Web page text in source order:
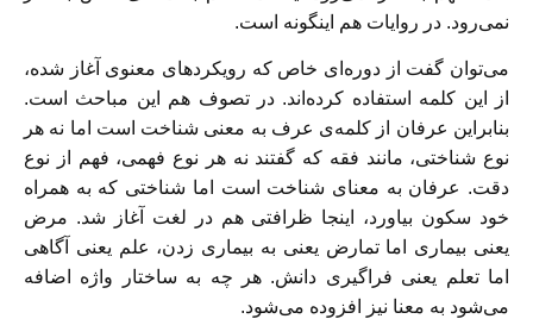
نمی‌رود. در روایات هم اینگونه است.
می‌توان گفت از دوره‌ای خاص که رویکردهای معنوی آغاز شده،
از این کلمه استفاده کرده‌اند. در تصوف هم این مباحث است.
بنابراین عرفان از کلمه‌ی عرف به معنی شناخت است اما نه هر
نوع شناختی، مانند فقه که گفتند نه هر نوع فهمی، فهم از نوع
دقت. عرفان به معنای شناخت است اما شناختی که به همراه
خود سکون بیاورد، اینجا ظرافتی هم در لغت آغاز شد. مرض
یعنی بیماری اما تمارض یعنی به بیماری زدن، علم یعنی آگاهی
اما تعلم یعنی فراگیری دانش. هر چه به ساختار واژه اضافه
می‌شود به معنا نیز افزوده می‌شود.